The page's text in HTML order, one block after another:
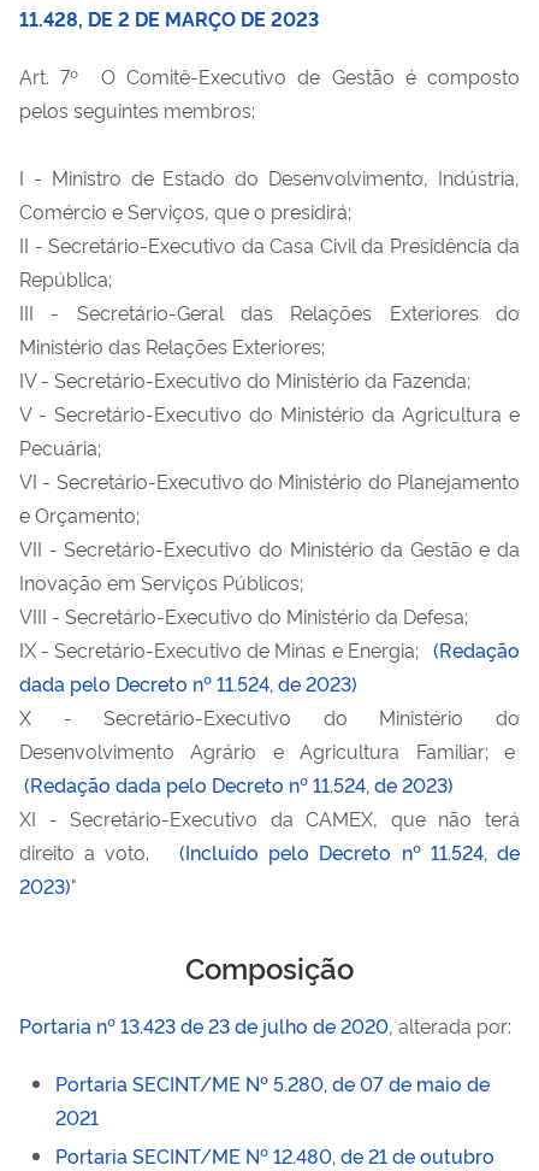
11.428, DE 2 DE MARÇO DE 2023
Art. 7º O Comitê-Executivo de Gestão é composto
pelos seguintes membros:
I - Ministro de Estado do Desenvolvimento, Indústria,
Comércio e Serviços, que o presidirá;
II - Secretário-Executivo da Casa Civil da Presidência da
República;
III - Secretário-Geral das Relações Exteriores do
Ministério das Relações Exteriores;
IV - Secretário-Executivo do Ministério da Fazenda;
V - Secretário-Executivo do Ministério da Agricultura e
Pecuária;
VI - Secretário-Executivo do Ministério do Planejamento
e Orçamento;
VII - Secretário-Executivo do Ministério da Gestão e da
Inovação em Serviços Públicos;
VIII - Secretário-Executivo do Ministério da Defesa;
IX - Secretário-Executivo de Minas e Energia; (Redação
dada pelo Decreto nº 11.524, de 2023)
X - Secretário-Executivo do Ministério do
Desenvolvimento Agrário e Agricultura Familiar; e
(Redação dada pelo Decreto nº 11.524, de 2023)
XI - Secretário-Executivo da CAMEX, que não terá
direito a voto. (Incluído pelo Decreto nº 11.524, de
2023)"
Composição
Portaria nº 13.423 de 23 de julho de 2020, alterada por:
Portaria SECINT/ME Nº 5.280, de 07 de maio de
2021
Portaria SECINT/ME Nº 12.480, de 21 de outubro